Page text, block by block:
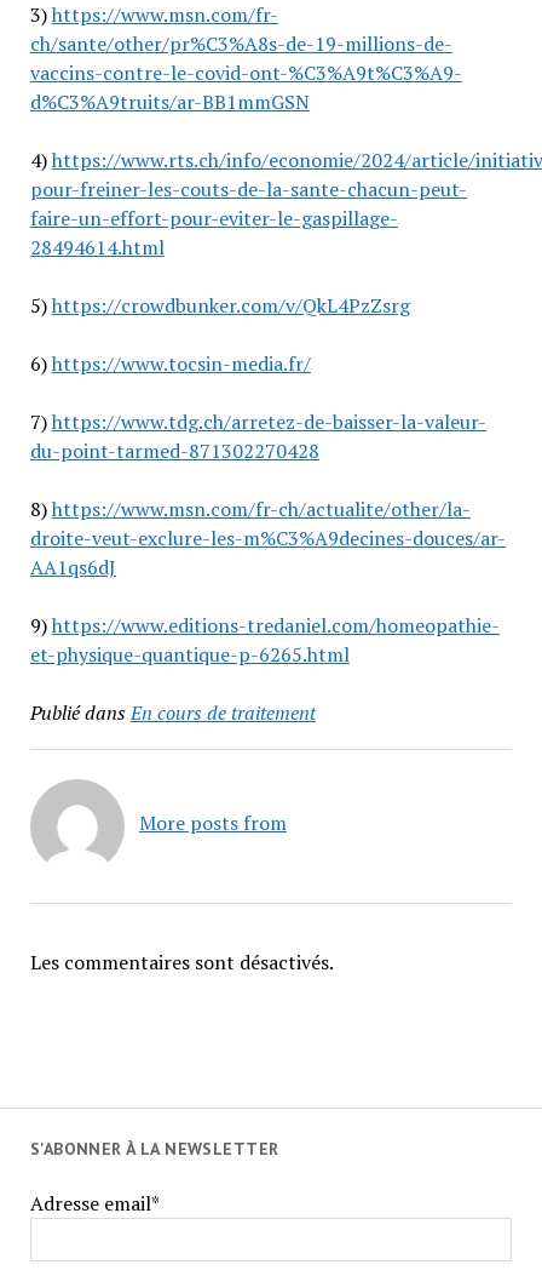
3)https://www.msn.com/fr-
ch/sante/other/pr%C3%A8s-de-19-millions-de-
vaccins-contre-le-covid-ont-%C3%A9t%C3%A9-
d%C3%A9truits/ar-BB1mmGSN
4)https://www.rts.ch/info/economie/2024/article/
pour-freiner-les-couts-de-la-sante-chacun-peut-
faire-un-effort-pour-eviter-le-gaspillage-
28494614.html
5)https://crowdbunker.com/v/QkL4PzZsrg
6)https://www.tocsin-media.fr/
7)https://www.tdg.ch/arretez-de-baisser-la-valeur-
du-point-tarmed-871302270428
8)https://www.msn.com/fr-ch/actualite/other/la-
droite-veut-exclure-les-m%C3%A9decines-douces/ar-
AA1qs6dJ
9)https://www.editions-tredaniel.com/homeopathie-
et-physique-quantique-p-6265.html
Publié dansEn cours de traitement
More posts from
Les commentaires sont désactivés.
S'ABONNER À LA NEWSLETTER
Adresse email*